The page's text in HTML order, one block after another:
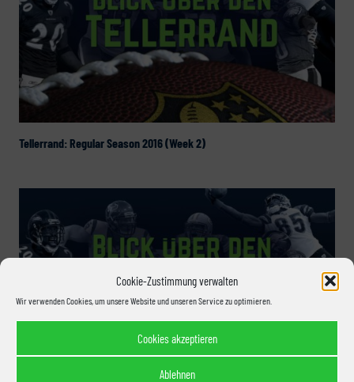
Cookie-Zustimmung verwalten
Wir verwenden Cookies, um unsere Website und unseren Service zu optimieren.
Cookies akzeptieren
Ablehnen
Tellerrand: Regular Season 2016 (Week 2)